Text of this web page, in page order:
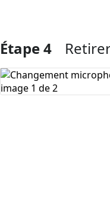
Ajouter un
Étape 4